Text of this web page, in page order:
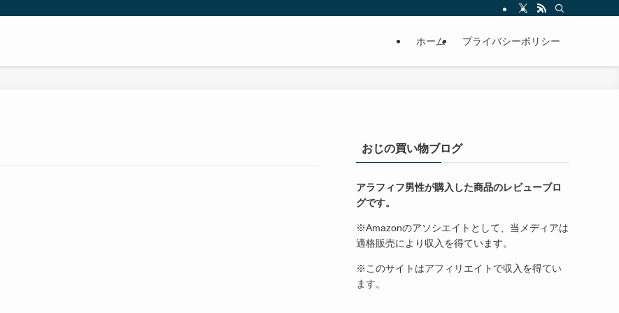
ホーム プライバシーポリシー
おじの買い物ブログ
アラフィフ男性が購入した商品のレビューブロ
グです。
※Amazonのアソシエイトとして、当メディアは
適格販売により収入を得ています。
※このサイトはアフィリエイトで収入を得てい
ます。